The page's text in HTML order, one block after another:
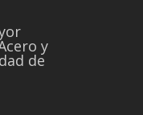
y
de